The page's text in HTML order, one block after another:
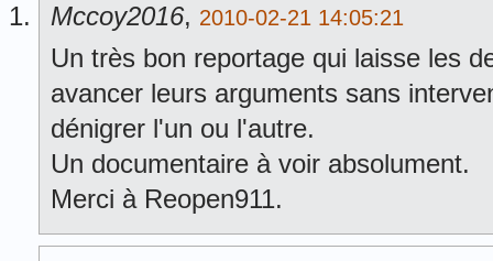
Mccoy2016, 2010-02-21 14:05:21
Un très bon reportage qui laisse les
avancer leurs arguments sans
dénigrer l'un ou l'autre.
Un documentaire à voir absolument.
Merci à Reopen911.